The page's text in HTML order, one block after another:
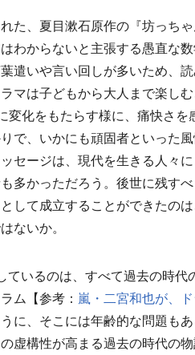
、夏目漱石原作の『坊っち
わからないと主張する愚直な
遣いや言い回しが多いため、
マは子どもから大人まで楽し
変化をもたらす様に、痛快さ
で、いかにも頑固者といった
セージは、現代を生きる人々
多かっただろう。後世に残す
して成立することができたの
ないか。
いるのは、すべて過去の時代
ム【参考： 嵐・二宮和也が、
に、そこには年齢的な問題も
虚構性が高まる過去の時代の